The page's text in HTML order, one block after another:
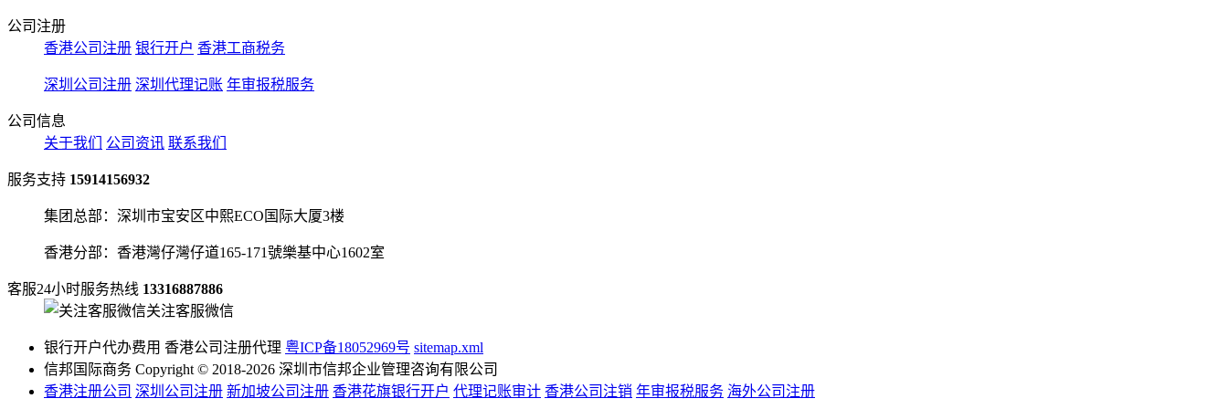
公司注册
香港公司注册 银行开户 香港工商税务
深圳公司注册 深圳代理记账 年审报税服务
公司信息
关于我们
公司资讯 联系我们
服务支持 15914156932
集团总部：深圳市宝安区中熙ECO国际大厦3楼
香港分部：香港灣仔灣仔道165-171號樂基中心1602室
客服24小时服务热线 13316887886
关注客服微信
银行开户代办费用 香港公司注册代理 粤ICP备18052969号 sitemap.xml
信邦国际商务 Copyright © 2018-2026 深圳市信邦企业管理咨询有限公司
香港注册公司 深圳公司注册 新加坡公司注册 香港花旗银行开户 代理记账审计 香港公司注销 年审报税服务 海外公司注册